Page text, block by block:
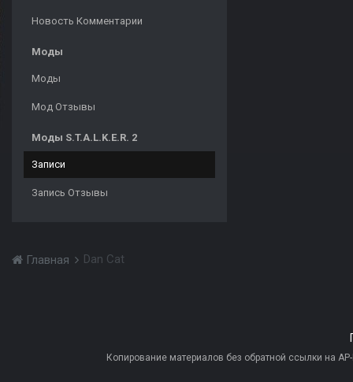
Новость Комментарии
Моды
Моды
Мод Отзывы
Моды S.T.A.L.K.E.R. 2
Записи
Запись Отзывы
Главная Dan Cat
Копирование материалов без обратной ссылки на